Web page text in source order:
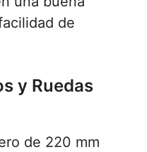
de
y Ruedas
de 220 mm